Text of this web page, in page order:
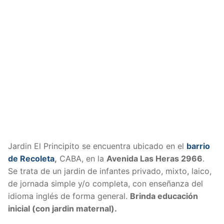
Jardin El Principito se encuentra ubicado en el barrio
de Recoleta, CABA, en la Avenida Las Heras 2966.
Se trata de un jardin de infantes privado, mixto, laico,
de jornada simple y/o completa, con enseñanza del
idioma inglés de forma general. Brinda educación
inicial (con jardin maternal).